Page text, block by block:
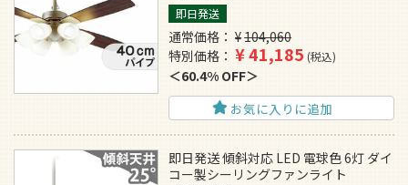
即日発送
通常価格 ¥104,060
特別価格
¥41,185 税込
60.4% OFF
お気に入りに追加
即日発送 傾斜対応 LED 電球色 6灯 ダイ
コー製シーリングファンライト